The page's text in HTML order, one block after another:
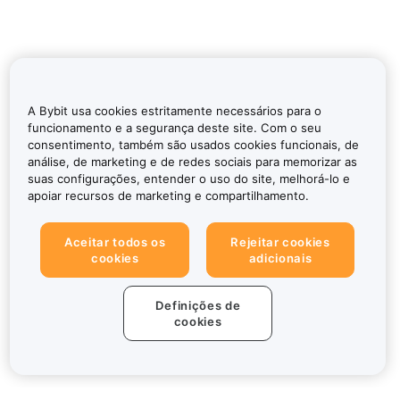
A Bybit usa cookies estritamente necessários para o
funcionamento e a segurança deste site. Com o seu
consentimento, também são usados cookies funcionais, de
análise, de marketing e de redes sociais para memorizar as
suas configurações, entender o uso do site, melhorá-lo e
apoiar recursos de marketing e compartilhamento.
Aceitar todos os
cookies
Rejeitar cookies
adicionais
Definições de
cookies